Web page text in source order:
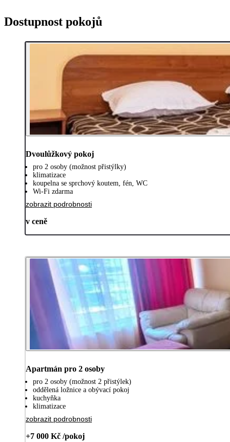
Dostupnost pokojů
Dvoulůžkový pokoj
pro 2 osoby (možnost přistýlky)
klimatizace
koupelna se sprchový koutem, fén, WC
Wi-Fi zdarma
zobrazit podrobnosti
v ceně
Apartmán pro 2 osoby
pro 2 osoby (možnost 2 přistýlek)
oddělená ložnice a obývací pokoj
kuchyňka
klimatizace
zobrazit podrobnosti
+7 000 Kč /pokoj